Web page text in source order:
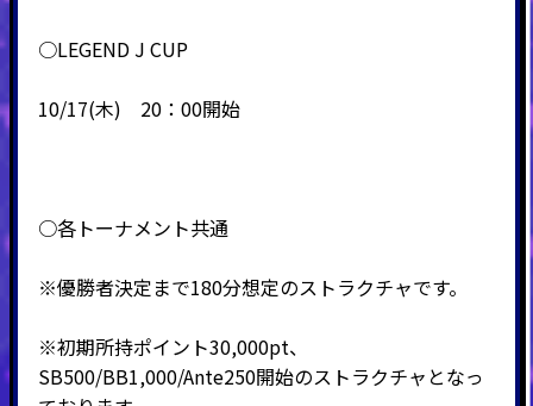
○LEGEND J CUP
10/17(木) 20：00開始
○各トーナメント共通
※優勝者決定まで180分想定のストラクチャです。
※初期所持ポイント30,000pt、
SB500/BB1,000/Ante250開始のストラクチャとなっ